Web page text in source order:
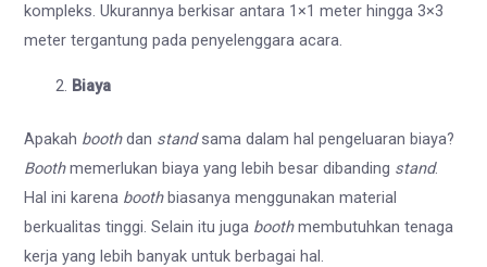
kompleks. Ukurannya berkisar antara 1×1 meter hingga 3×3
meter tergantung pada penyelenggara acara.
Biaya
Apakah boothdan standsama dalam hal pengeluaran biaya?
Boothmemerlukan biaya yang lebih besar dibanding stand.
Hal ini karena boothbiasanya menggunakan material
berkualitas tinggi. Selain itu juga boothmembutuhkan tenaga
kerja yang lebih banyak untuk berbagai hal.